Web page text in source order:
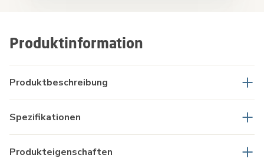
Produktinformation
Produktbeschreibung
Spezifikationen
Produkteigenschaften